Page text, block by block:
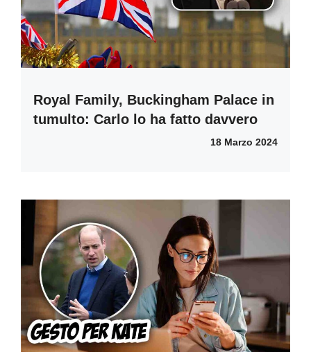
Royal Family, Buckingham Palace in
tumulto: Carlo lo ha fatto davvero
18 Marzo 2024